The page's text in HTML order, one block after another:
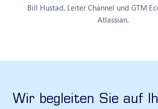
Bill Hustad, Leiter Channel und GTM
Atlassian.
Wir begleiten Sie auf